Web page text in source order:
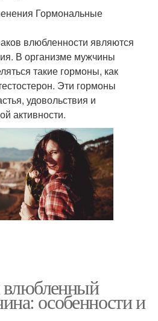
Гормональные
влюбленности являются
В организме мужчины
такие гормоны, как
Эти гормоны
удовольствия и
активности.
влюбленный
особенности и